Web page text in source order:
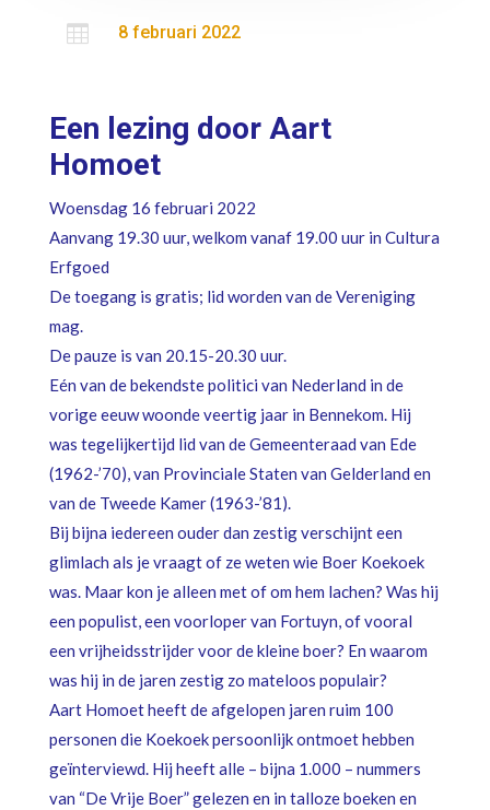
 8 februari 2022
Een lezing door Aart
Homoet
Woensdag 16 februari 2022
Aanvang 19.30 uur, welkom vanaf 19.00 uur in Cultura
Erfgoed
De toegang is gratis; lid worden van de Vereniging
mag.
De pauze is van 20.15-20.30 uur.
Eén van de bekendste politici van Nederland in de
vorige eeuw woonde veertig jaar in Bennekom. Hij
was tegelijkertijd lid van de Gemeenteraad van Ede
(1962-’70), van Provinciale Staten van Gelderland en
van de Tweede Kamer (1963-’81).
Bij bijna iedereen ouder dan zestig verschijnt een
glimlach als je vraagt of ze weten wie Boer Koekoek
was. Maar kon je alleen met of om hem lachen? Was hij
een populist, een voorloper van Fortuyn, of vooral
een vrijheidsstrijder voor de kleine boer? En waarom
was hij in de jaren zestig zo mateloos populair?
Aart Homoet heeft de afgelopen jaren ruim 100
personen die Koekoek persoonlijk ontmoet hebben
geïnterviewd. Hij heeft alle – bijna 1.000 – nummers
van “De Vrije Boer” gelezen en in talloze boeken en